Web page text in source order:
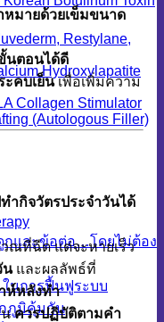
Restylane,
Hydroxylapatite
Collagen Stimulator
(Autologous Filler)
และข้อต่อ…โดยไม่ต้อง
นการฟื้นฟูระบบ
ภูมิคุ้มกัน
หมายด้วยเข็มขนาด
นตอนได้ดี
ะคบเย็นเพื่อเพิ่มความ
ำกิจวัตรประจำวันได้
ณที่ฉีด แต่จะหายเร็ว
นและผลลัพธ์ที่
ห์หลังทำ
นควรปฏิบัติตามคำ